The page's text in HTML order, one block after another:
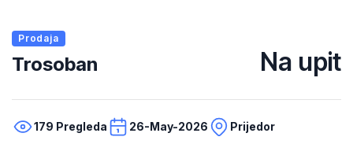
Prodaja
Trosoban Na upit
179 Pregleda 26-May-2026 Prijedor